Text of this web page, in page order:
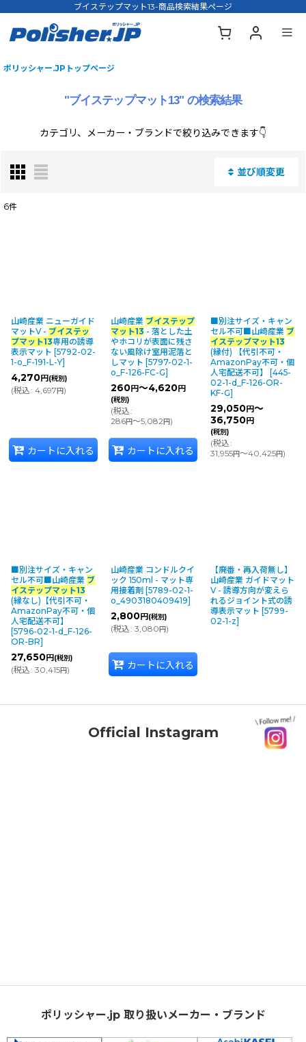
ブイステップマット13-商品検索結果ページ
ポリッシャー.JPトップページ
"ブイステップマット13" の検索結果
カテゴリ、メーカー・ブランドで絞り込みできます👇
並び順変更
並び順:
カテゴリ
絞り込む
6件
山崎産業 ニューガイド
マットV - ブイステッ
プマット13専用の誘導
表示マット [5792-02-
1-o_F-191-L-Y]
4,270円 (税別)
(税込: 4,697円)
カートに入れる
山崎産業 ブイステップ
マット13 - 落とした土
やホコリが表面に残さ
ない風除け室用泥落と
しマット [5797-02-1-
o_F-126-FC-G]
260円～4,620円
(税別)
(税込:
286円～5,082円)
カートに入れる
■別注サイズ・キャン
セル不可■山崎産業 ブ
イステップマット13
(縁付) 【代引不可・
AmazonPay不可・個
人宅配送不可】
[445-
02-1-d_F-126-OR-
KF-G]
29,050円～
36,750円
(税別)
(税込:
31,955円～40,425円)
■別注サイズ・キャン
セル不可■山崎産業 ブ
イステップマット13
(縁なし)【代引不可・
AmazonPay不可・個
人宅配送不可】
[5796-02-1-d_F-126-
OR-BR]
27,650円 (税別)
(税込: 30,415円)
山崎産業 コンドルクイ
ック 150ml - マット専
用接着剤 [5789-02-1-
o_4903180409419]
2,800円 (税別)
(税込: 3,080円)
カートに入れる
【廃番・再入荷無し】
山崎産業 ガイドマット
V - 誘導方向が変えら
れるジョイント式の誘
導表示マット [5799-
02-1-z]
Official Instagram
ポリッシャー.jp 取り扱いメーカー・ブランド